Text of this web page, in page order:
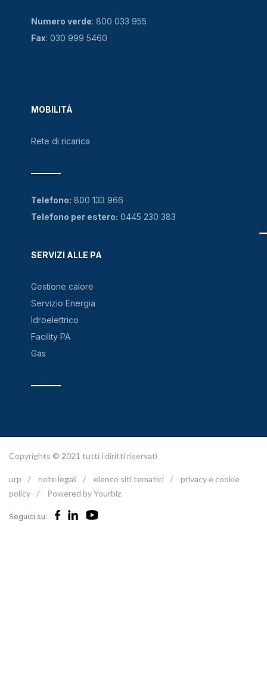
MOBILITÀ
Rete di ricarica
SERVIZI ALLE PA
Gestione calore
Servizio Energia
Idroelettrico
Facility PA
Gas
Numero verde: 800 033 955
Fax: 030 999 5460
Telefono: 800 133 966
Telefono per estero: 0445 230 383
Copyrights © 2021 tutti i diritti riservati
urp / note legali / elenco siti tematici /
privacy e cookie
policy / Powered by Yourbiz
Seguici su: